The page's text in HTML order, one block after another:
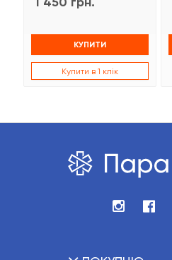
КУПИТИ
Купити в 1 клік